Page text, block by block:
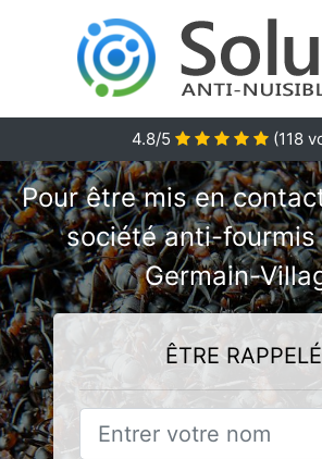
4.8/5 (118
Pour être mis en
société anti-
Germain-
ÊTRE RAPPELÉ